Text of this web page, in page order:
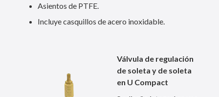
Asientos de PTFE.
Incluye casquillos de acero inoxidable.
Válvula de regulación
de soleta y de soleta
en U Compact